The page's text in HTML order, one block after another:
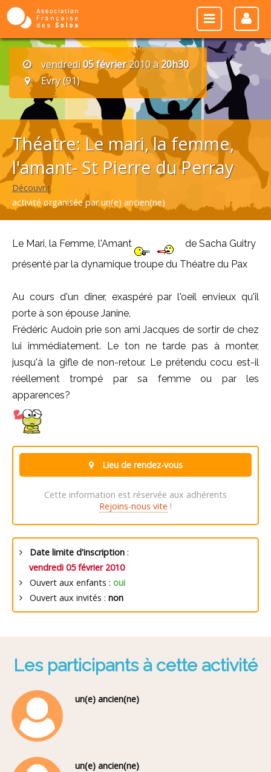
vendredi05 février2010 à20h30
Evry (91)
Théatre: Le mari, la femme,
l'amant- St Pierre du Perray
Découvrir
activité organisée par un(e) ancien(ne)
Le Mari, la Femme, l'Amant
de Sacha Guitry
présenté par la dynamique troupe du Théatre du Pax
Au cours d'un dîner, exaspéré par l'oeil envieux qu'il
porte à son épouse Janine,
Frédéric Audoin prie son ami Jacques de sortir de chez
lui immédiatement. Le ton ne tarde pas à monter,
jusqu'à la gifle de non-retour. Le prétendu cocu est-il
réellement trompé par sa femme ou par les
apparences?
Lieu de rendez-vous
Cette information est réservée aux adhérents
Rejoins-nous vite !
Date limite d'inscription :
vendredi 05 février 2010
Ouvert aux enfants : oui
Ouvert aux invités : non
Les participants à cette activité
un(e) ancien(ne)
un(e) ancien(ne)